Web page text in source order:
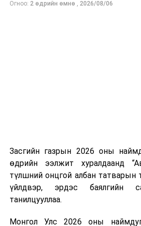
нийлүүлэлтийг тогтворжуулах
Огноо: 2 өдрийн өмнө , 2026/08/06
Засгийн газрын 2026 оны
өдрийн ээлжит хуралдаанд
түлшний онцгой албан татварын
үйлдвэр, эрдэс баялгийн
танилцууллаа.
Монгол Улс 2026 оны